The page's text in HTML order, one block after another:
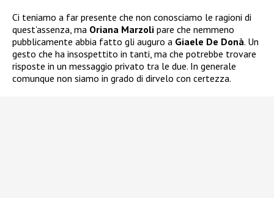
Ci teniamo a far presente che non conosciamo le ragioni di
quest’assenza, ma Oriana Marzoli pare che nemmeno
pubblicamente abbia fatto gli auguro a Giaele De Donà. Un
gesto che ha insospettito in tanti, ma che potrebbe trovare
risposte in un messaggio privato tra le due. In generale
comunque non siamo in grado di dirvelo con certezza.